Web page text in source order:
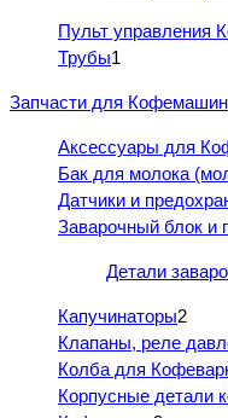
Пульт управления
Трубы1
Запчасти для Кофемашин
Аксессуары для
Бак для молока
Датчики и
Заварочный блок и
Детали
Капучинаторы2
Клапаны, реле
Колба для
Корпусные детали